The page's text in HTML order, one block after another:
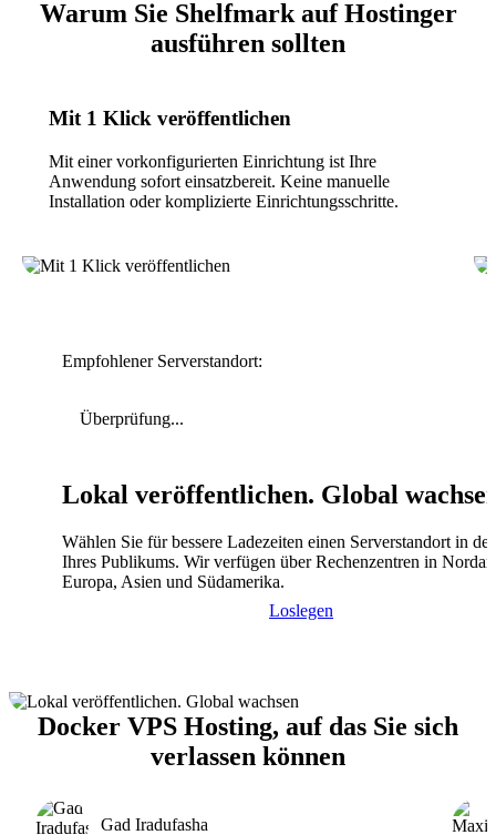
Warum Sie Shelfmark auf Hostinger
ausführen sollten
Mit 1 Klick veröffentlichen
Mit einer vorkonfigurierten Einrichtung ist Ihre
Anwendung sofort einsatzbereit. Keine manuelle
Installation oder komplizierte Einrichtungsschritte.
Empfohlener Serverstandort:
Überprüfung...
Lokal veröffentlichen. Global
Wählen Sie für bessere Ladezeiten einen Serverstandort in
Ihres Publikums. Wir verfügen über Rechenzentren in
Europa, Asien und Südamerika.
Loslegen
Docker VPS Hosting, auf das Sie sich
verlassen können
Gad Iradufasha